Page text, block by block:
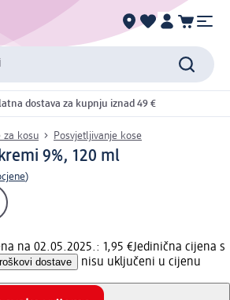
dostava za kupnju iznad 49 €
za kosu Posvjetljivanje kose
9%, 120 ml
)
na 02.05.2025.: 1,95 €Jedinična cijena s
dostave
nisu uključeni u cijenu